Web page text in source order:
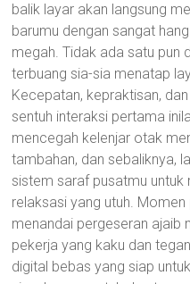
balik layar akan langsung
barumu dengan sangat
megah. Tidak ada satu pun
terbuang sia-sia menatap
Kecepatan, kepraktisan,
sentuh interaksi pertama
mencegah kelenjar otak
tambahan, dan sebaliknya,
sistem saraf pusatmu
relaksasi yang utuh.
menandai pergeseran ajaib
pekerja yang kaku dan
digital bebas yang siap